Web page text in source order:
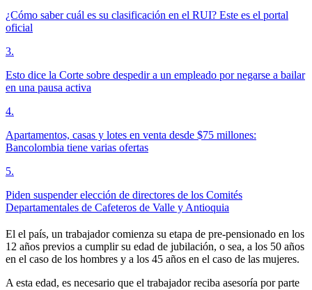
¿Cómo saber cuál es su clasificación en el RUI? Este es el portal
oficial
3.
Esto dice la Corte sobre despedir a un empleado por negarse a bailar
en una pausa activa
4.
Apartamentos, casas y lotes en venta desde $75 millones:
Bancolombia tiene varias ofertas
5.
Piden suspender elección de directores de los Comités
Departamentales de Cafeteros de Valle y Antioquia
El el país, un trabajador comienza su etapa de pre-pensionado en los
12 años previos a cumplir su edad de jubilación, o sea, a los 50 años
en el caso de los hombres y a los 45 años en el caso de las mujeres.
A esta edad, es necesario que el trabajador reciba asesoría por parte